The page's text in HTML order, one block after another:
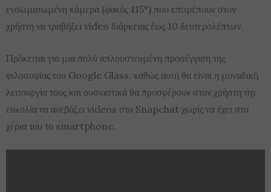
ενσωματωμένη κάμερα (φακός 115°) που επιτρέπουν στον
χρήστη να τραβήξει video διάρκειας έως 10 δευτερολέπτων.
Πρόκειται για μια πολύ απλουστευμένη προσέγγιση της
φιλοσοφίας του Google Glass, καθώς αυτή θα είναι η μοναδική
λειτουργία τους και ουσιαστικά θα προσφέρουν στον χρήστη την
ευκολία να ανεβάζει videos στο Snapchat χωρίς να έχει στα
χέρια του το smartphone.